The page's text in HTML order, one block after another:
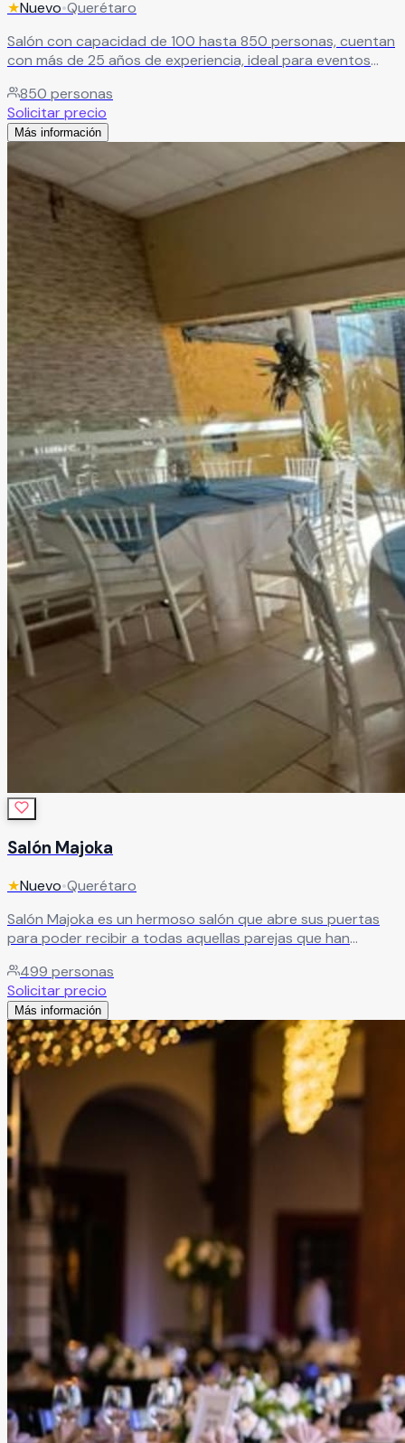
★Nuevo•Querétaro
Salón con capacidad de 100 hasta 850 personas, cuentan
con más de 25 años de experiencia, ideal para eventos
850 personas
Solicitar precio
Más información
Salón Majoka
★Nuevo•Querétaro
Salón Majoka es un hermoso salón que abre sus puertas
para poder recibir a todas aquellas parejas que han
junto con sus familiares y amigos. Ya que les aseguran que
podrán tener evento inigualables, que siempre recordarán.
Leer más
499 personas
Solicitar precio
Más información